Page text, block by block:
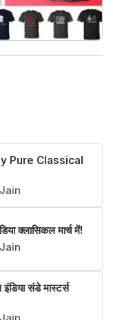
Pure Classical
क्लासिकल मार्च में!
संडे मास्टर्स